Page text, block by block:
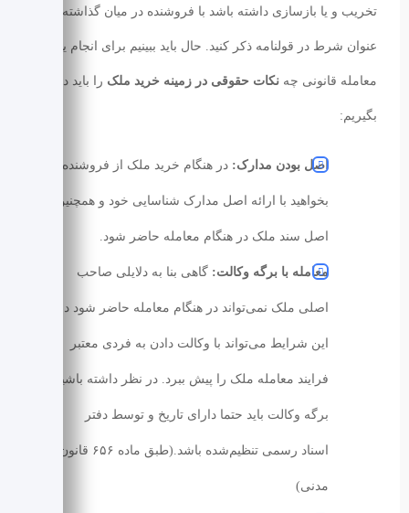
تخریب و یا بازسازی داشته باشد با فروشنده در میان گذاشته و به‌
عنوان شرط در قولنامه ذکر کنید. حال باید ببینیم برای انجام یک
معامله قانونی چه نکات حقوقی در زمینه خرید ملک را باید در نظر
بگیریم:
اصل بودن مدارک: در هنگام خرید ملک از فروشنده
بخواهید با ارائه اصل مدارک شناسایی خود و همچنین
اصل سند ملک در هنگام معامله حاضر شود.
معامله با برگه وکالت: گاهی بنا به دلایلی صاحب
اصلی ملک نمی‌تواند در هنگام معامله حاضر شود در
این شرایط می‌تواند با وکالت دادن به فردی معتبر
فرایند معامله ملک را پیش ببرد. در نظر داشته باشید
برگه وکالت باید حتما دارای تاریخ و توسط دفتر
اسناد رسمی تنظیم‌شده باشد.(طبق ماده ۶۵۶ قانون
مدنی)